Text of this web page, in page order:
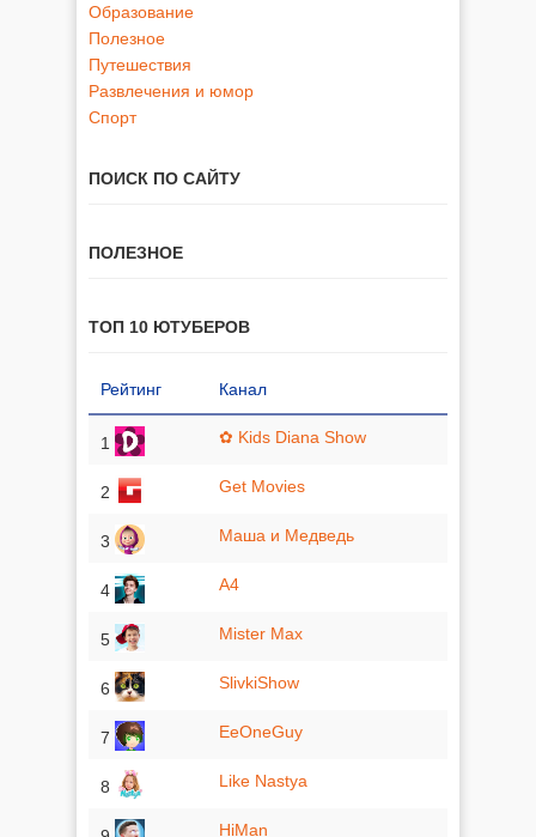
Образование
Полезное
Путешествия
Развлечения и юмор
Спорт
ПОИСК ПО САЙТУ
ПОЛЕЗНОЕ
ТОП 10 ЮТУБЕРОВ
Рейтинг Канал
1 ✿ Kids Diana Show
2 Get Movies
3 Маша и Медведь
4 A4
5 Mister Max
6 SlivkiShow
7 EeOneGuy
8 Like Nastya
HiMan